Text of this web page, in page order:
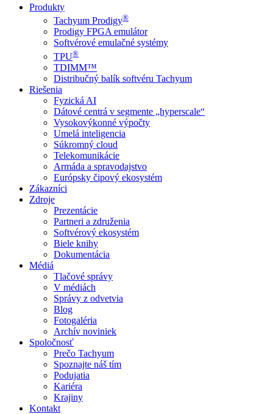
Produkty
Tachyum Prodigy®
Prodigy FPGA emulátor
Softvérové emulačné systémy
TPU®
TDIMM™
Distribučný balík softvéru Tachyum
Riešenia
Fyzická AI
Dátové centrá v segmente „hyperscale“
Vysokovýkonné výpočty
Umelá inteligencia
Súkromný cloud
Telekomunikácie
Armáda a spravodajstvo
Európsky čipový ekosystém
Zákazníci
Zdroje
Prezentácie
Partneri a združenia
Softvérový ekosystém
Biele knihy
Dokumentácia
Médiá
Tlačové správy
V médiách
Správy z odvetvia
Blog
Fotogaléria
Archív noviniek
Spoločnosť
Prečo Tachyum
Spoznajte náš tím
Podujatia
Kariéra
Krajiny
Kontakt